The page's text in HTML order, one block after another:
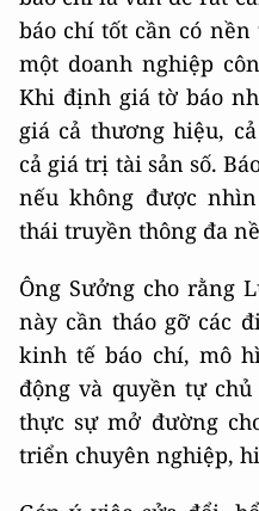
báo chí tốt cần có
một doanh nghiệp
Khi định giá tờ báo
giá cả thương hiệu,
cả giá trị tài sản số.
nếu không được
thái truyền thông đa
Ông Sưởng cho rằng
này cần tháo gỡ các
kinh tế báo chí, mô
động và quyền tự
thực sự mở đường
triển chuyên nghiệp,